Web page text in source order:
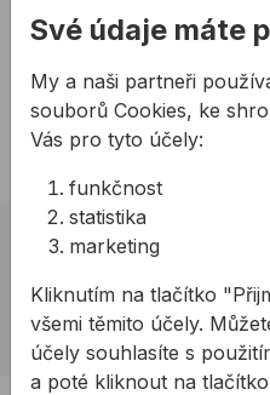
Play
02 623 10 920
allmedia@allmedia.sk
allmediasro (po-ne 7-22
Své údaje máte
My a naši partneři
souborů Cookies, ke
Vás pro tyto účely:
funkčnost
statistika
marketing
Kliknutím na tlačítko
všemi těmito účely.
účely souhlasíte s
a poté kliknout na